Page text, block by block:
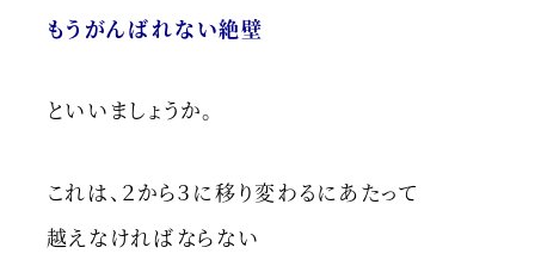
もうがんばれない絶壁
といいましょうか。
これは、２から３に移り変わるにあたって
越えなければならない